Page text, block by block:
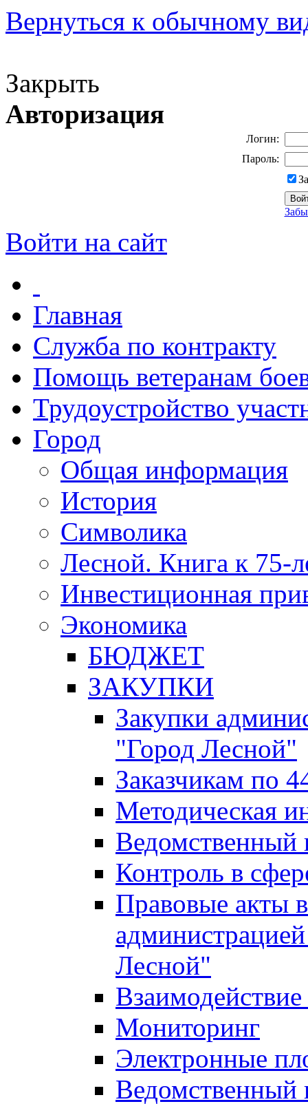
Вернуться к обычному
Закрыть
Авторизация
Логин:
Пароль:
Войти на сайт
Главная
Служба по контракту
Помощь ветеранам
Трудоустройство
Город
Общая информация
История
Символика
Лесной. Книга к 75-
Инвестиционная
Экономика
БЮДЖЕТ
ЗАКУПКИ
Закупки
"Город Лесной"
Заказчикам по
Методическая
Ведомственный
Контроль в
Правовые акты
Лесной"
Мониторинг
Электронные
Ведомственный